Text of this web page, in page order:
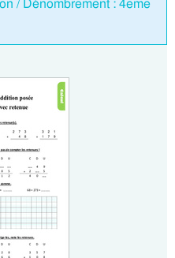
/ Dénombrement : 4eme